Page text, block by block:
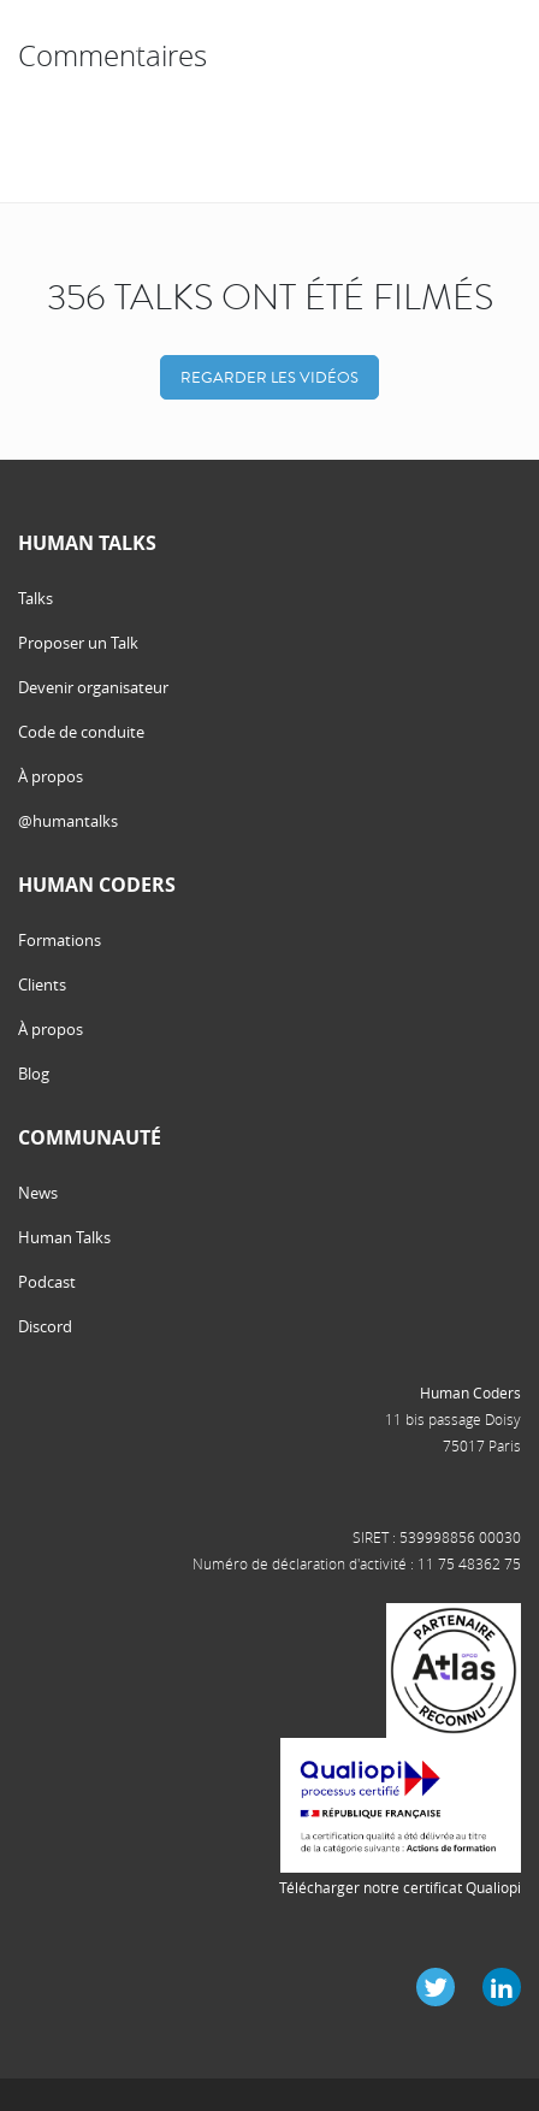
Commentaires
356 TALKS ONT ÉTÉ FILMÉS
REGARDER LES VIDÉOS
HUMAN TALKS
Talks
Proposer un Talk
Devenir organisateur
Code de conduite
À propos
@humantalks
HUMAN CODERS
Formations
Clients
À propos
Blog
COMMUNAUTÉ
News
Human Talks
Podcast
Discord
Human Coders
11 bis passage Doisy
75017 Paris
SIRET : 539998856 00030
Numéro de déclaration d'activité : 11 75 48362 75
Télécharger notre certificat Qualiopi